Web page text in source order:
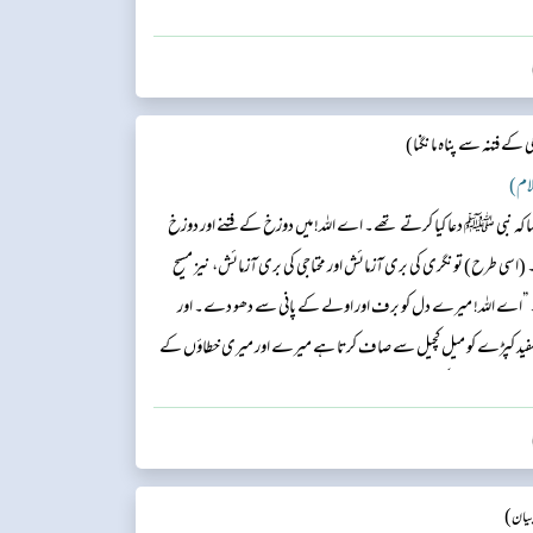
فتنہ سے پناہ مانگنا)
کہ نبی ﷺ دعا کیا کرتے تھے۔ اے اللہ! میں دوزخ کے فتنے اور دوزخ
طرح) تونگری کی بری آزمائش اور محتاجی کی بری آزمائش، نیز مسیح
”اے اللہ! میرے دل کو برف اور اولے کے پانی سے دھو دے۔ اور
کپڑے کو میل کچیل سے صاف کرتا ہے میرے اور میری خطاؤں کے
)